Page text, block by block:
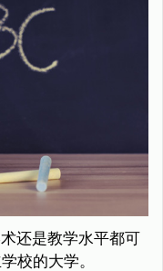
还是教学水平都可
校的大学。